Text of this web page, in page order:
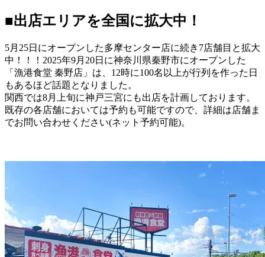
■出店エリアを全国に拡大中！
5月25日にオープンした多摩センター店に続き7店舗目と拡大
中！！！2025年9月20日に神奈川県秦野市にオープンした
「漁港食堂 秦野店」は、12時に100名以上が行列を作った日
もあるほど話題となりました。
関西では8月上旬に神戸三宮にも出店を計画しております。
既存の各店舗においては予約も可能ですので、詳細は店舗ま
でお問い合わせください(ネット予約可能)。